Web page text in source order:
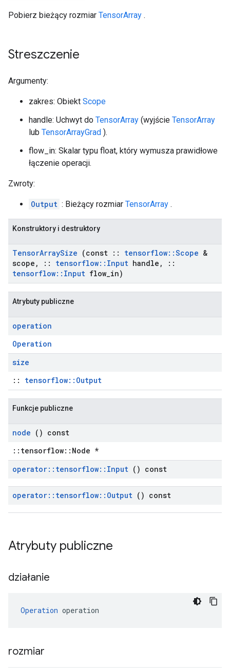
Pobierz bieżący rozmiar TensorArray .
Streszczenie
Argumenty:
zakres: Obiekt Scope
handle: Uchwyt do TensorArray (wyjście TensorArray
lub TensorArrayGrad ).
flow_in: Skalar typu float, który wymusza prawidłowe
łączenie operacji.
Zwroty:
Output : Bieżący rozmiar TensorArray .
Konstruktory i destruktory
TensorArraySize (const :: tensorflow::Scope &
scope , :: tensorflow:: Input handle ,
::
tensorflow:: Input flow in)
Atrybuty publiczne
operation
Operation
size
:: tensorflow::Output
Funkcje publiczne
node () const
::tensorflow::Node *
operator:: tensorflow:: Input () const
operator:: tensorflow:: Output () const
Atrybuty publiczne
działanie
Operation operation
rozmiar